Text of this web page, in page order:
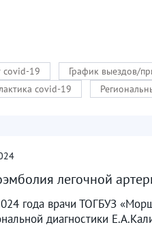
covid-19 График выездов/
covid-19
легочной
года врачи ТОГБУЗ
диагностики